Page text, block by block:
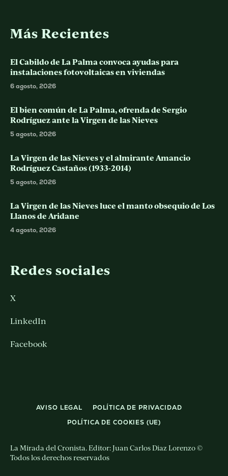
Más Recientes
El Cabildo de La Palma convoca ayudas para
instalaciones fotovoltaicas en viviendas
6 agosto, 2026
El bien común de La Palma, ofrenda de Sergio
Rodríguez ante la Virgen de las Nieves
5 agosto, 2026
La Virgen de las Nieves y el almirante Amancio
Rodríguez Castaños (1933-2014)
5 agosto, 2026
La Virgen de las Nieves luce el manto obsequio de Los
Llanos de Aridane
4 agosto, 2026
Redes sociales
X
LinkedIn
Facebook
AVISO LEGAL
POLÍTICA DE PRIVACIDAD
POLÍTICA DE COOKIES (UE)
La Mirada del Cronista. Editor: Juan Carlos Diaz Lorenzo ©
Todos los derechos reservados